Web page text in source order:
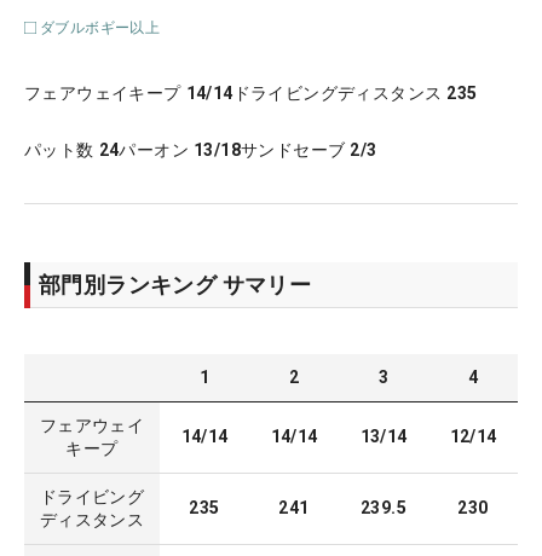
ダブルボギー以上
フェアウェイキープ 14/14 ドライビングディスタンス 235
パット数 24パーオン 13/18サンドセーブ 2/3
部門別ランキング サマリー
1 2 3 4
フェアウェイ
キープ
14/14 14/14 13/14 12/14
ドライビング
ディスタンス
235 241 239.5 230